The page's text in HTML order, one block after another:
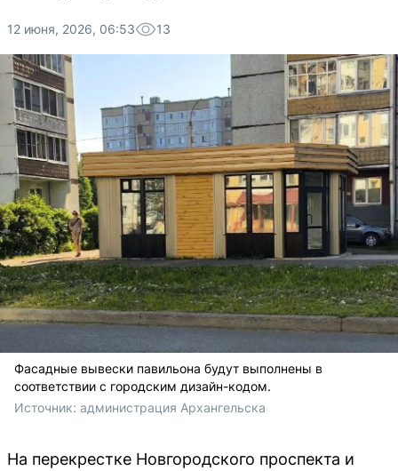
12 июня, 2026, 06:53 13
Фасадные вывески павильона будут выполнены в
соответствии с городским дизайн-кодом.
Источник: администрация Архангельска
На перекрестке Новгородского проспекта и